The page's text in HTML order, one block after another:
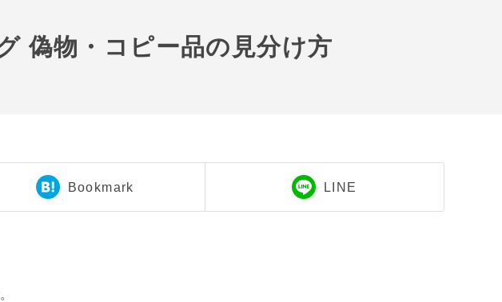
偽物・コピー品の見分け方
Bookmark LINE